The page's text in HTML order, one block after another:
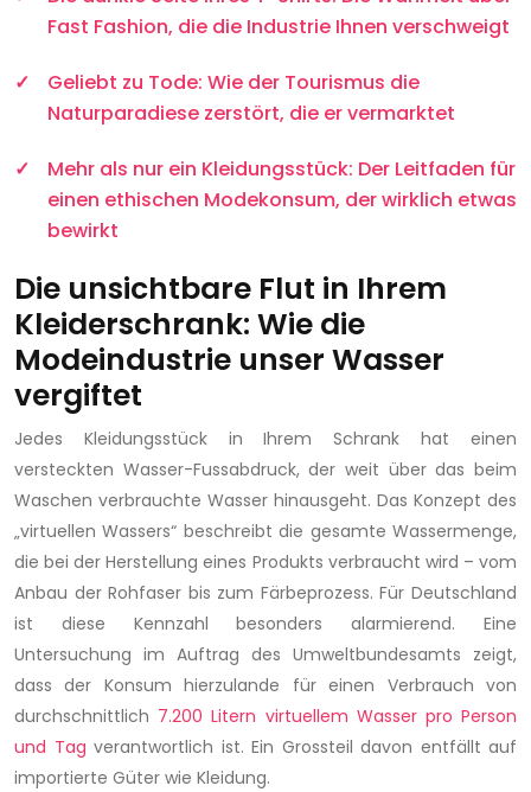
Fast Fashion, die die Industrie Ihnen verschweigt
Geliebt zu Tode: Wie der Tourismus die
Naturparadiese zerstört, die er vermarktet
Mehr als nur ein Kleidungsstück: Der Leitfaden für
einen ethischen Modekonsum, der wirklich etwas
bewirkt
Die unsichtbare Flut in Ihrem
Kleiderschrank: Wie die
Modeindustrie unser Wasser
vergiftet
Jedes Kleidungsstück in Ihrem Schrank hat einen
versteckten Wasser-Fussabdruck, der weit über das beim
Waschen verbrauchte Wasser hinausgeht. Das Konzept des
„virtuellen Wassers“ beschreibt die gesamte Wassermenge,
die bei der Herstellung eines Produkts verbraucht wird – vom
Anbau der Rohfaser bis zum Färbeprozess. Für Deutschland
ist diese Kennzahl besonders alarmierend. Eine
Untersuchung im Auftrag des Umweltbundesamts zeigt,
dass der Konsum hierzulande für einen Verbrauch von
durchschnittlich 7.200 Litern virtuellem Wasser pro Person
und Tag verantwortlich ist. Ein Grossteil davon entfällt auf
importierte Güter wie Kleidung.